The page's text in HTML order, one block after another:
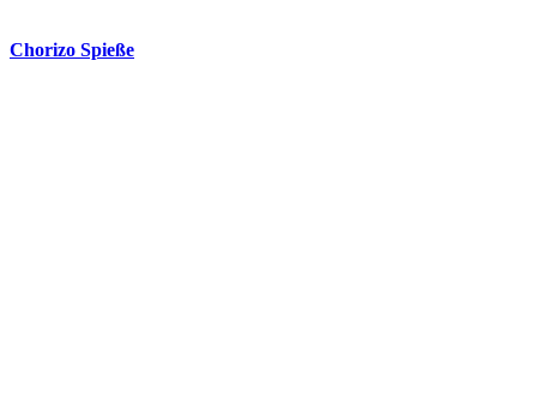
Chorizo Spieße